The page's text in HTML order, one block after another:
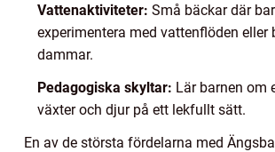
Vattenaktiviteter: Små bäckar där
experimentera med vattenflöden eller
dammar.
Pedagogiska skyltar: Lär barnen om
växter och djur på ett lekfullt sätt.
En av de största fördelarna med